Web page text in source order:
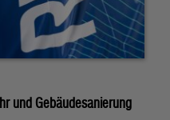
und Gebäudesanierung